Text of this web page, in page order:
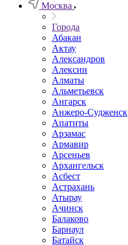
Москва
Города
Абакан
Актау
Александров
Алексин
Алматы
Альметьевск
Ангарск
Анжеро-Судженск
Апатиты
Арзамас
Армавир
Арсеньев
Архангельск
Асбест
Астрахань
Атырау
Ачинск
Балаково
Барнаул
Батайск